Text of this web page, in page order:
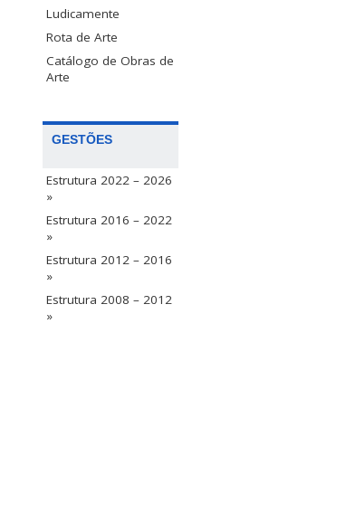
Ludicamente
Rota de Arte
Catálogo de Obras de
Arte
GESTÕES
Estrutura 2022 – 2026
»
Estrutura 2016 – 2022
»
Estrutura 2012 – 2016
»
Estrutura 2008 – 2012
»